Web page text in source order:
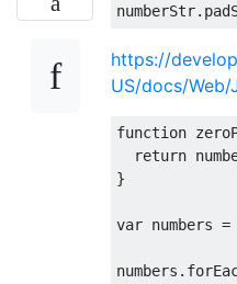
numberStr.
https://
US/docs/
function
return
}
var numbers =
numbers .